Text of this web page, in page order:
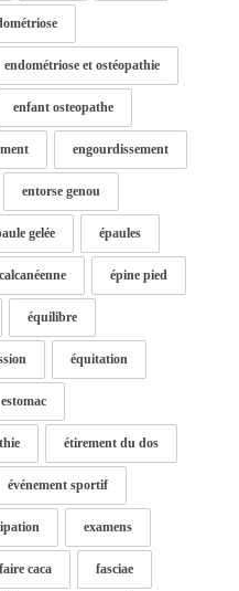
endométriose et ostéopathie
enfant osteopathe
engourdissement
entorse genou
gelée épaules
épine pied
équilibre
équitation
estomac
étirement du dos
événement sportif
examens
faire caca fasciae